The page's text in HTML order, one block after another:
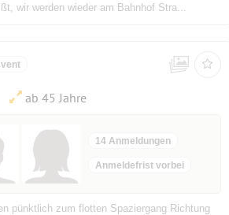
wir werden wieder am Bahnhof Stra...
ab 45 Jahre
14 Anmeldungen
Anmeldefrist vorbei
pünktlich zum flotten Spaziergang Richtung